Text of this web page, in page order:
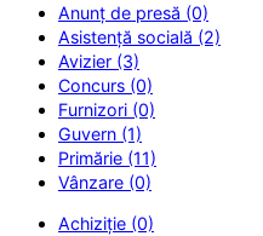
Anunț de presă (0)
Asistență socială (2)
Avizier (3)
Concurs (0)
Furnizori (0)
Guvern (1)
Primărie (11)
Vânzare (0)
Achiziție (0)